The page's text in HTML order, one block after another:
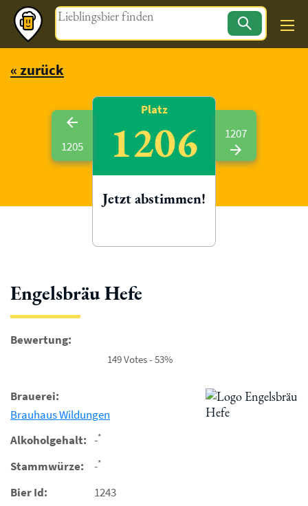
Magazin
« zurück
Engelsbräu Hefe
Bewertung:
149 Votes - 53%
Brauerei:
Brauhaus Wildungen
Alkoholgehalt: -*
Stammwürze: -*
Bier Id: 1243
1205
Platz
1206
Jetzt abstimmen!
1207